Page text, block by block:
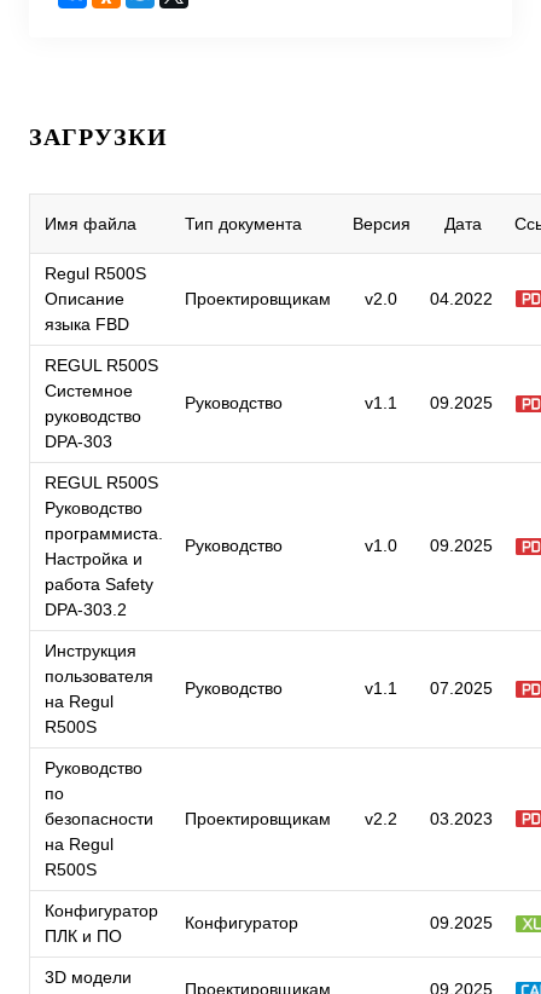
ЗАГРУЗКИ
Имя файла Тип документа Версия Дата
Regul R500S
Описание
языка FBD
Проектировщикам v2.0 04.2022
REGUL R500S
Системное
руководство
DPA-303
Руководство v1.1 09.2025
REGUL R500S
Руководство
программиста.
Настройка и
работа Safety
DPA-303.2
Руководство v1.0 09.2025
Инструкция
пользователя
на Regul
R500S
Руководство v1.1 07.2025
Руководство
по
безопасности
на Regul
R500S
Проектировщикам v2.2 03.2023
Конфигуратор
ПЛК и ПО
Конфигуратор 09.2025
3D модели
Проектировщикам 09.2025